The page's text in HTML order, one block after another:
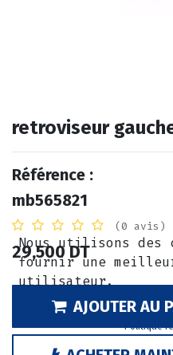
retroviseur
Référence :
mb565821
(0 avis)
29,500DT
AJOUTER AU
Nous utilisons des
fournir une
utilisateur.
Politique